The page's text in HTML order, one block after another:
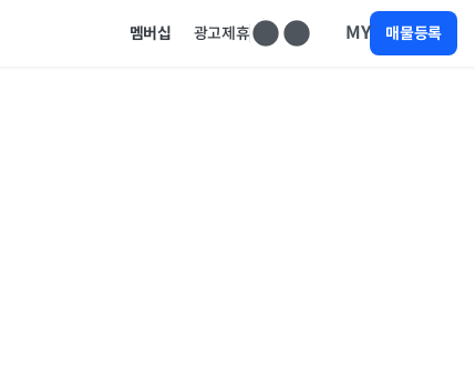
멤버십 광고제휴 MY 매물등록